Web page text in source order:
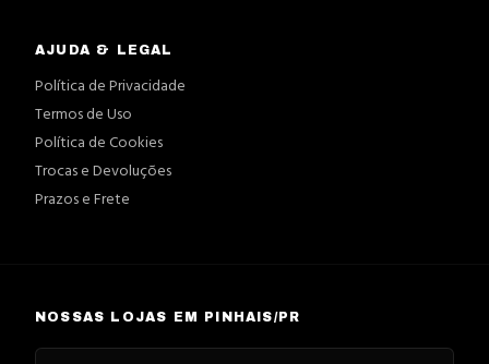
AJUDA & LEGAL
Política de Privacidade
Termos de Uso
Política de Cookies
Trocas e Devoluções
Prazos e Frete
NOSSAS LOJAS EM PINHAIS/PR